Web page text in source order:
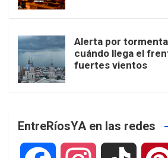
Alerta por
cuándo llega el
fuertes vientos
EntreRíosYA en las redes